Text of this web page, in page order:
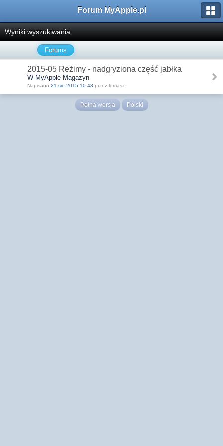
Forum MyApple.pl
Wyniki wyszukiwania
Forums
2015-05 Reżimy - nadgryziona część jabłka
W MyApple Magazyn
Napisano 21 sie 2015 10:43 przez tomasz
Pełna wersja Polski